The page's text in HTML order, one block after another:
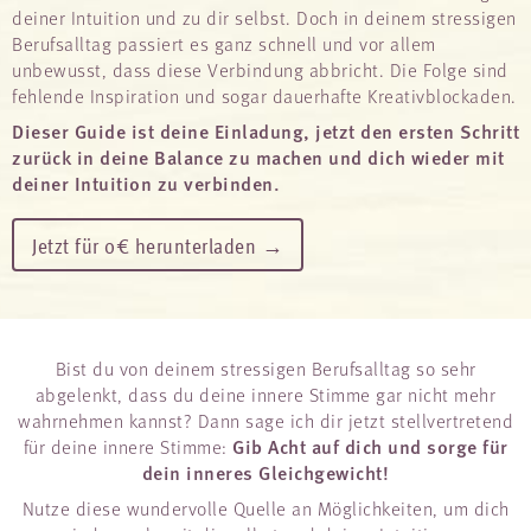
deiner Intuition und zu dir selbst. Doch in deinem stressigen
Berufsalltag passiert es ganz schnell und vor allem
unbewusst, dass diese Verbindung abbricht. Die Folge sind
fehlende Inspiration und sogar dauerhafte Kreativblockaden.
Dieser Guide ist deine Einladung, jetzt den ersten Schritt
zurück in deine Balance zu machen und dich wieder mit
deiner Intuition zu verbinden.
Jetzt für 0€ herunterladen →
Bist du von deinem stressigen Berufsalltag so sehr
abgelenkt, dass du deine innere Stimme gar nicht mehr
wahrnehmen kannst? Dann sage ich dir jetzt stellvertretend
für deine innere Stimme: Gib Acht auf dich und sorge für
dein inneres Gleichgewicht!
Nutze diese wundervolle Quelle an Möglichkeiten, um dich